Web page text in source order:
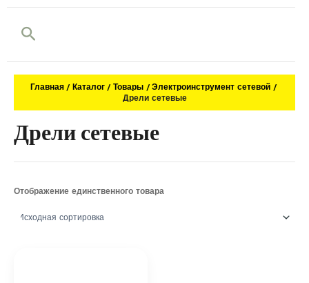
Поиск
Главная Каталог Товары
Электроинструмент сетевой
Дрели сетевые
Дрели сетевые
Отображение единственного товара